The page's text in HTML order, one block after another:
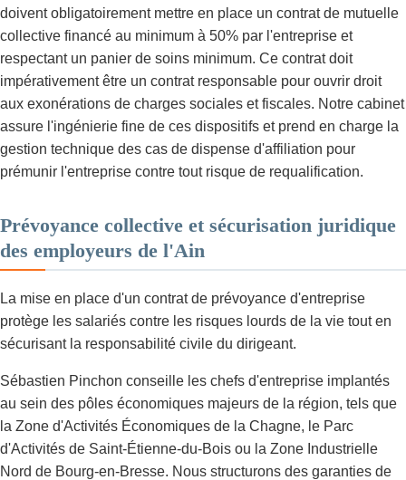
doivent obligatoirement mettre en place un contrat de mutuelle
collective financé au minimum à 50% par l'entreprise et
respectant un panier de soins minimum. Ce contrat doit
impérativement être un contrat responsable pour ouvrir droit
aux exonérations de charges sociales et fiscales. Notre cabinet
assure l'ingénierie fine de ces dispositifs et prend en charge la
gestion technique des cas de dispense d'affiliation pour
prémunir l'entreprise contre tout risque de requalification.
Prévoyance collective et sécurisation juridique
des employeurs de l'Ain
La mise en place d'un contrat de prévoyance d'entreprise
protège les salariés contre les risques lourds de la vie tout en
sécurisant la responsabilité civile du dirigeant.
Sébastien Pinchon conseille les chefs d'entreprise implantés
au sein des pôles économiques majeurs de la région, tels que
la Zone d'Activités Économiques de la Chagne, le Parc
d'Activités de Saint-Étienne-du-Bois ou la Zone Industrielle
Nord de Bourg-en-Bresse. Nous structurons des garanties de